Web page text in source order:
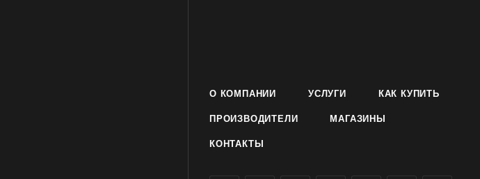
О КОМПАНИИ УСЛУГИ КАК КУПИТЬ
ПРОИЗВОДИТЕЛИ МАГАЗИНЫ
КОНТАКТЫ